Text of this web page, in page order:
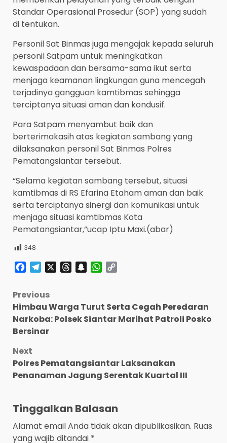
Standar Operasional Prosedur (SOP) yang sudah
di tentukan.
Personil Sat Binmas juga mengajak kepada seluruh
personil Satpam untuk meningkatkan
kewaspadaan dan bersama-sama ikut serta
menjaga keamanan lingkungan guna mencegah
terjadinya gangguan kamtibmas sehingga
terciptanya situasi aman dan kondusif.
Para Satpam menyambut baik dan
berterimakasih atas kegiatan sambang yang
dilaksanakan personil Sat Binmas Polres
Pematangsiantar tersebut.
“Selama kegiatan sambang tersebut, situasi
kamtibmas di RS Efarina Etaham aman dan baik
serta terciptanya sinergi dan komunikasi untuk
menjaga situasi kamtibmas Kota
Pematangsiantar,”ucap Iptu Maxi.(abar)
348
Facebook
TelegramThreadsSnapchatWhatsApp
Post
navigation
Previous
Himbau Warga Turut Serta Cegah Peredaran
Narkoba: Polsek Siantar Marihat Patroli Posko
Bersinar
Next
Polres Pematangsiantar Laksanakan
Penanaman Jagung Serentak Kuartal III
Tinggalkan Balasan
Alamat email Anda tidak akan dipublikasikan. Ruas
yang wajib ditandai *